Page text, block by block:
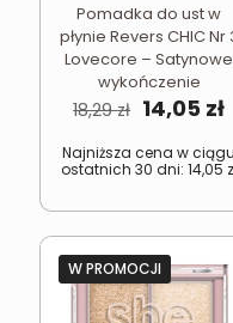
Pomadka do ust w
płynie Revers CHIC Nr
Lovecore – Satynowe
wykończenie
18,29zł Pierwotna
wynosiła:
18,29 zł.
14,05 zł
Najniższa cena w ciągu
ostatnich 30 dni: 14,05
W PROMOCJI